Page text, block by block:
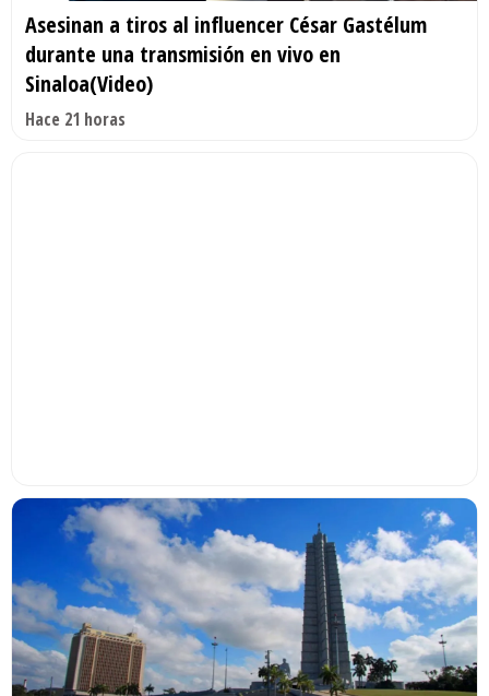
Asesinan a tiros al influencer César Gastélum
durante una transmisión en vivo en
Sinaloa(Video)
Hace 21 horas